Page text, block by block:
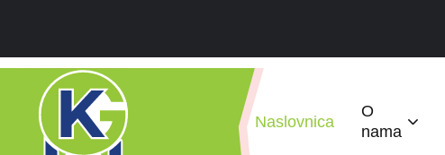
Naslovnica
O
nama